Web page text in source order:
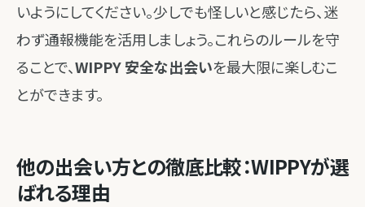
いようにしてください。少しでも怪しいと感じたら、迷
わず通報機能を活用しましょう。これらのルールを守
ることで、WIPPY 安全な出会いを最大限に楽しむこ
とができます。
他の出会い方との徹底比較：WIPPYが選
ばれる理由